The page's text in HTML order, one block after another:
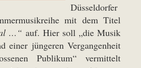
Düsseldorfer
mit dem Titel
…“ auf. Hier soll „die Musik
einer jüngeren Vergangenheit
Publikum“ vermittelt